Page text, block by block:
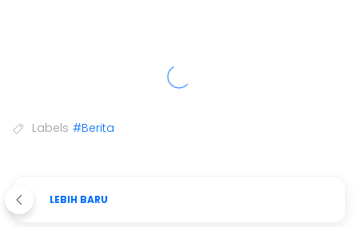
Labels #Berita
LEBIH BARU